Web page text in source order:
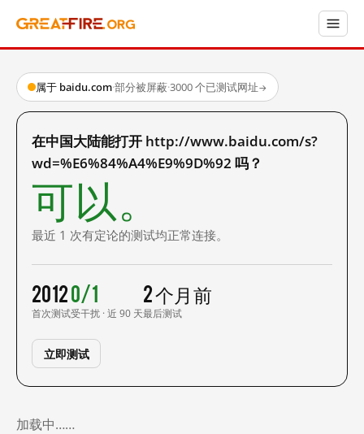
属于 baidu.com·部分被屏蔽·3000 个已测试网址→
在中国大陆能打开 http://www.baidu.com/s?
wd=%E6%84%A4%E9%9D%92 吗？
可以。
最近 1 次有定论的测试均正常连接。
2012
首次测试
0/1
受干扰 · 近 90 天
2 个月前
最后测试
立即测试
加载中……